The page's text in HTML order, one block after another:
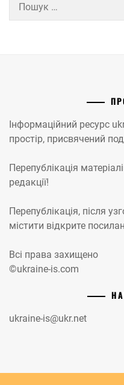
Інформаційний ресурс
простір, присвячений
Перепублікація
редакції!
Перепублікація, після
містити відкрите
Всі права захищено
©ukraine-is.com
ukraine-is@ukr.net